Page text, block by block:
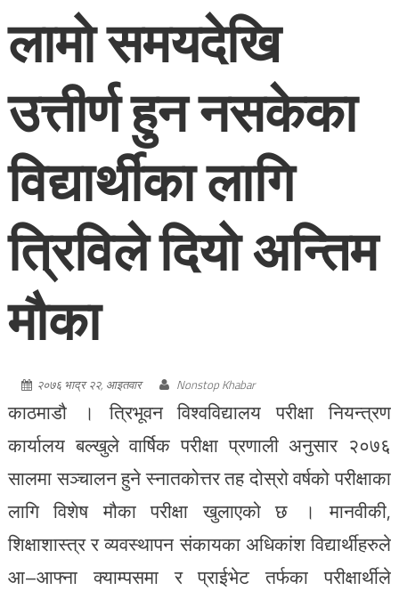
लामो समयदेखि
उत्तीर्ण हुन नसकेका
विद्यार्थीका लागि
त्रिविले दियो अन्तिम
मौका
२०७६ भाद्र २२, आइतवार Nonstop Khabar
काठमाडौ । त्रिभूवन विश्वविद्यालय परीक्षा नियन्त्रण
कार्यालय बल्खुले वार्षिक परीक्षा प्रणाली अनुसार २०७६
सालमा सञ्चालन हुने स्नातकोत्तर तह दोस्रो वर्षको परीक्षाका
लागि विशेष मौका परीक्षा खुलाएको छ । मानवीकी,
शिक्षाशास्त्र र व्यवस्थापन संकायका अधिकांश विद्यार्थीहरुले
आ–आफ्ना क्याम्पसमा र प्राईभेट तर्फका परीक्षार्थीले